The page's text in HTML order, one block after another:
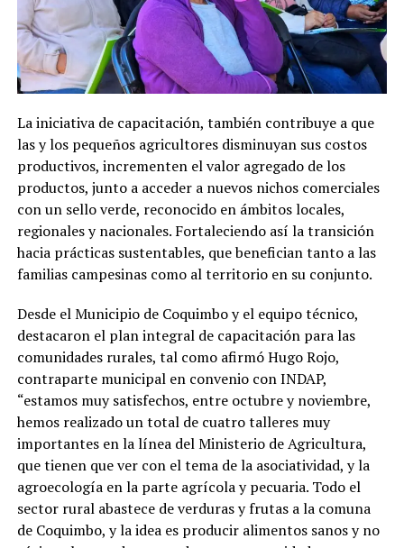
La iniciativa de capacitación, también contribuye a que
las y los pequeños agricultores disminuyan sus costos
productivos, incrementen el valor agregado de los
productos, junto a acceder a nuevos nichos comerciales
con un sello verde, reconocido en ámbitos locales,
regionales y nacionales. Fortaleciendo así la transición
hacia prácticas sustentables, que benefician tanto a las
familias campesinas como al territorio en su conjunto.
Desde el Municipio de Coquimbo y el equipo técnico,
destacaron el plan integral de capacitación para las
comunidades rurales, tal como afirmó Hugo Rojo,
contraparte municipal en convenio con INDAP,
“estamos muy satisfechos, entre octubre y noviembre,
hemos realizado un total de cuatro talleres muy
importantes en la línea del Ministerio de Agricultura,
que tienen que ver con el tema de la asociatividad, y la
agroecología en la parte agrícola y pecuaria. Todo el
sector rural abastece de verduras y frutas a la comuna
de Coquimbo, y la idea es producir alimentos sanos y no